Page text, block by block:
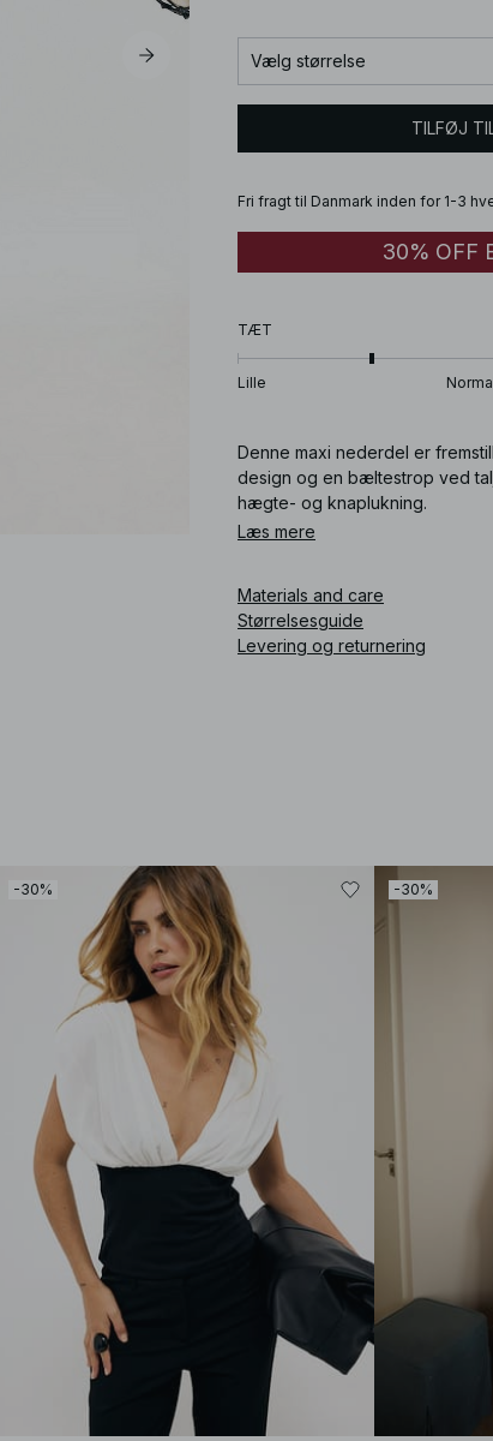
Vælg størrelse
TILFØJ
Fri fragt til Danmark inden for 1-3
30% OFF
TÆT
Lille
Denne maxi nederdel er
design og en bæltestrop ved
hægte- og knaplukning.
Læs mere
Materials and care
Størrelsesguide
Levering og returnering
-30% -30%